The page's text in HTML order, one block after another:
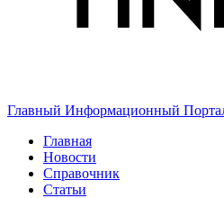
Главный Информационный
Главная
Новости
Справочник
Статьи